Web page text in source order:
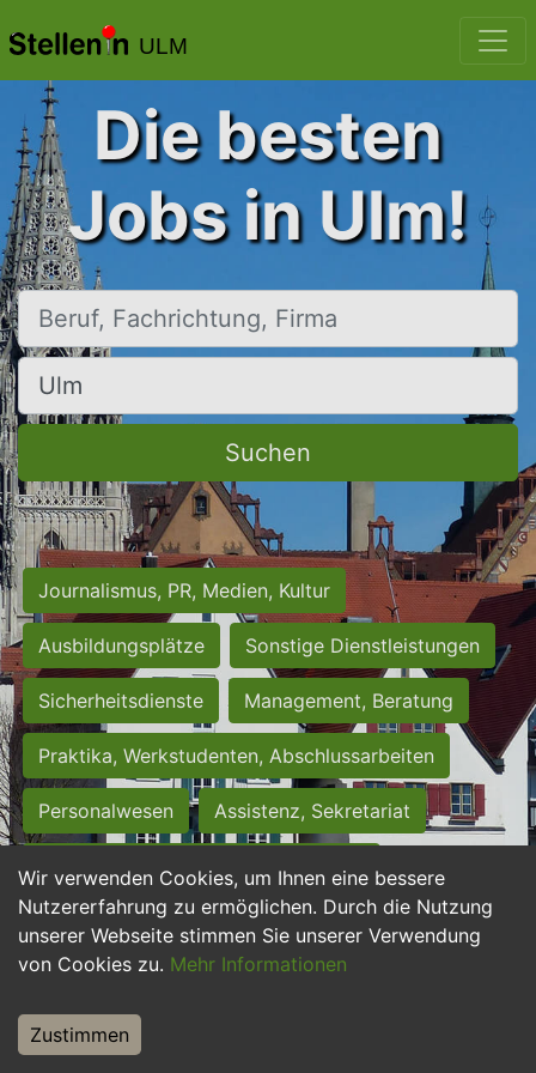
ULM
Wir verwenden Cookies, um Ihnen eine bessere
Nutzererfahrung zu ermöglichen. Durch die Nutzung
unserer Webseite stimmen Sie unserer Verwendung
von Cookies zu. Mehr Informationen
Zustimmen
Die besten
Jobs in Ulm!
Beruf, Fachrichtung, Firma
Ort, Stadt
Suchen
Journalismus, PR, Medien, Kultur
Ausbildungsplätze Sonstige Dienstleistungen
Sicherheitsdienste Management, Beratung
Praktika, Werkstudenten, Abschlussarbeiten
Personalwesen Assistenz, Sekretariat
Hilfskräfte, Aushilfs- und Nebenjobs
Einkauf, Logistik, Materialwirtschaft
Weiterbildung, Studium, duale Ausbildung
Tourismus